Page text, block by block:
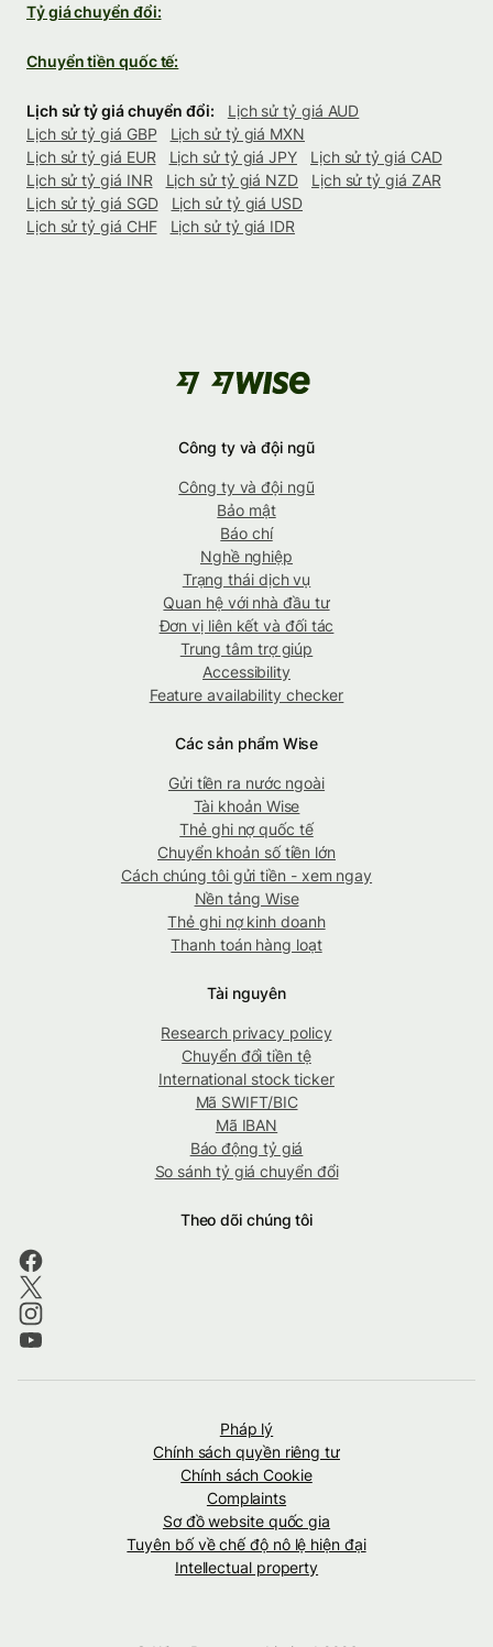
Tỷ giá chuyển đổi:
Chuyển tiền quốc tế:
Lịch sử tỷ giá chuyển đổi:
Lịch sử tỷ giá AUD
Lịch sử tỷ giá GBP
Lịch sử tỷ giá MXN
Lịch sử tỷ giá EUR
Lịch sử tỷ giá JPY
Lịch sử tỷ giá CAD
Lịch sử tỷ giá INR
Lịch sử tỷ giá NZD
Lịch sử tỷ giá ZAR
Lịch sử tỷ giá SGD
Lịch sử tỷ giá USD
Lịch sử tỷ giá CHF
Lịch sử tỷ giá IDR
Công ty và đội ngũ
Công ty và đội ngũ
Bảo mật
Báo chí
Nghề nghiệp
Trạng thái dịch vụ
Quan hệ với nhà đầu tư
Đơn vị liên kết và đối tác
Trung tâm trợ giúp
Accessibility
Feature availability checker
Các sản phẩm Wise
Gửi tiền ra nước ngoài
Tài khoản Wise
Thẻ ghi nợ quốc tế
Chuyển khoản số tiền lớn
Cách chúng tôi gửi tiền - xem ngay
Nền tảng Wise
Thẻ ghi nợ kinh doanh
Thanh toán hàng loạt
Tài nguyên
Research privacy policy
Chuyển đổi tiền tệ
International stock ticker
Mã SWIFT/BIC
Mã IBAN
Báo động tỷ giá
So sánh tỷ giá chuyển đổi
Theo dõi chúng tôi
Pháp lý
Chính sách quyền riêng tư
Chính sách Cookie
Complaints
Sơ đồ website quốc gia
Tuyên bố về chế độ nô lệ hiện đại
Intellectual property